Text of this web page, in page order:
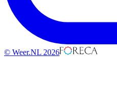
© Weer.NL 2026